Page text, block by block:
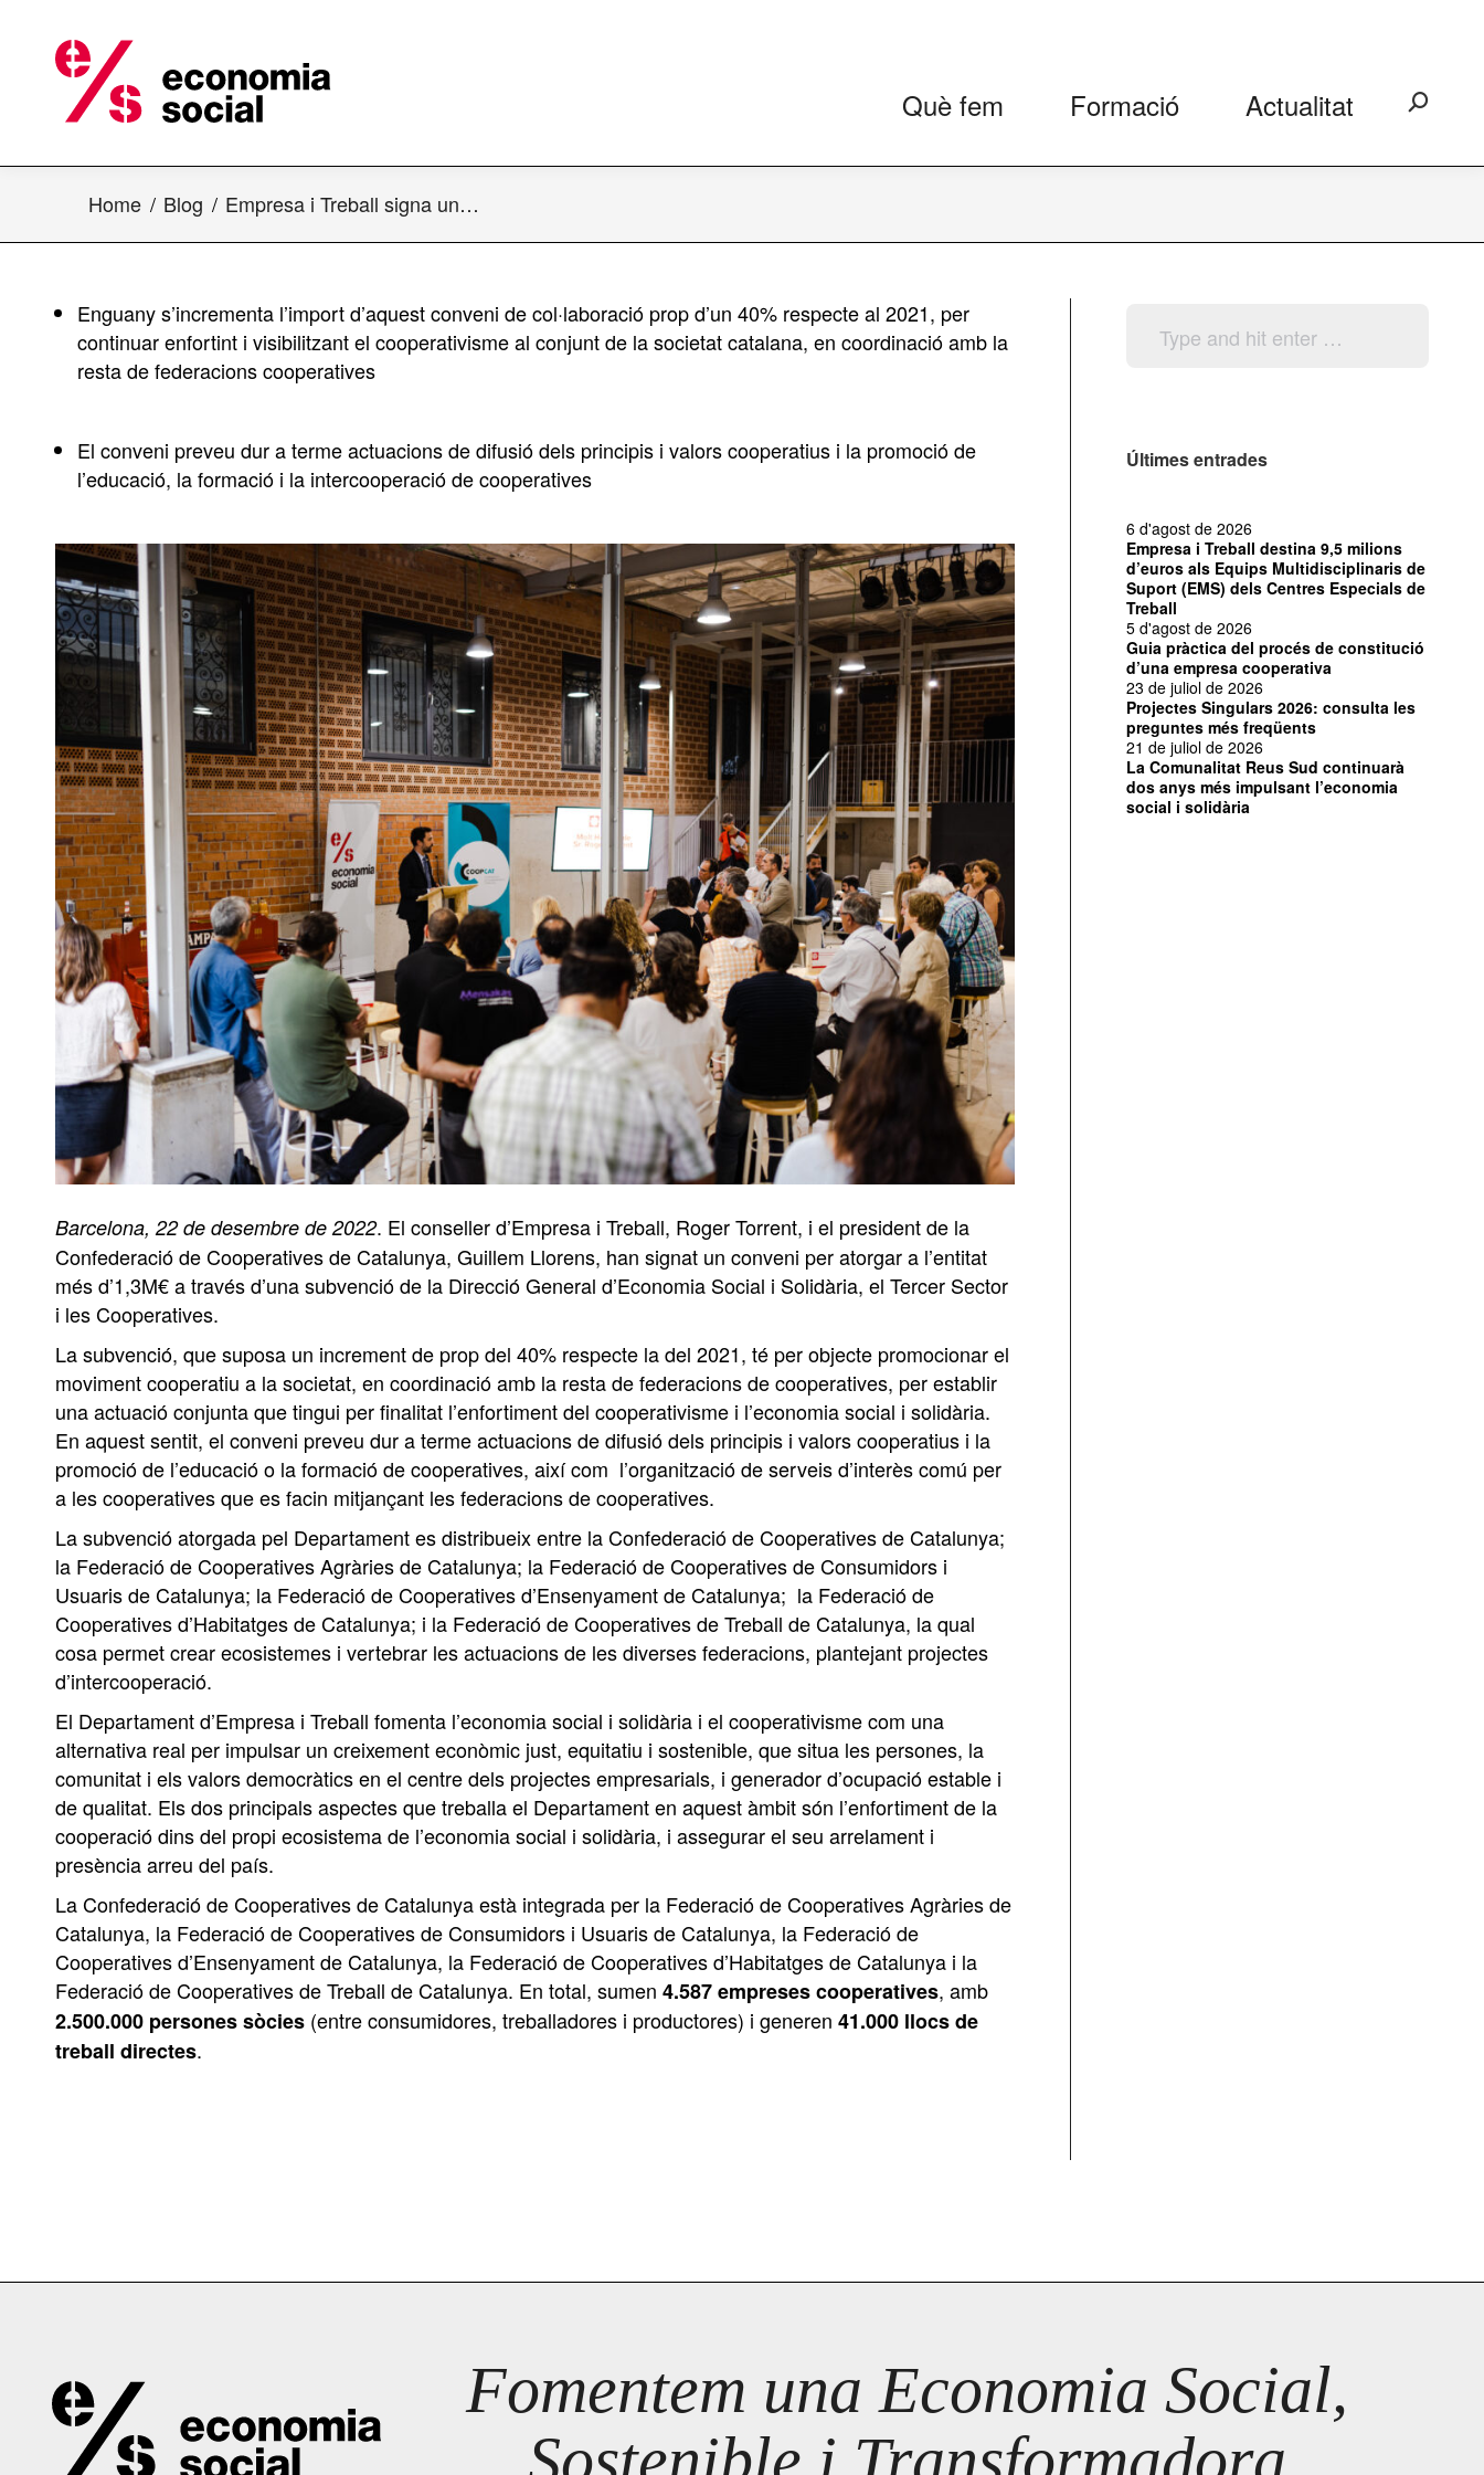
Què fem Formació Actualitat Search:
Home Blog Empresa i Treball signa un…
Enguany s’incrementa l’import d’aquest conveni de col·laboració prop d’un 40% respecte al 2021, per
continuar enfortint i visibilitzant el cooperativisme al conjunt de la societat catalana, en coordinació amb la
resta de federacions cooperatives
El conveni preveu dur a terme actuacions de difusió dels principis i valors cooperatius i la promoció de
l’educació, la formació i la intercooperació de cooperatives
Barcelona, 22 de desembre de 2022. El conseller d’Empresa i Treball, Roger Torrent, i el president de la
Confederació de Cooperatives de Catalunya, Guillem Llorens, han signat un conveni per atorgar a l’entitat
més d’1,3M€ a través d’una subvenció de la Direcció General d’Economia Social i Solidària, el Tercer Sector
i les Cooperatives.
La subvenció, que suposa un increment de prop del 40% respecte la del 2021, té per objecte promocionar el
moviment cooperatiu a la societat, en coordinació amb la resta de federacions de cooperatives, per establir
una actuació conjunta que tingui per finalitat l’enfortiment del cooperativisme i l’economia social i solidària.
En aquest sentit, el conveni preveu dur a terme actuacions de difusió dels principis i valors cooperatius i la
promoció de l’educació o la formació de cooperatives, així com l’organització de serveis d’interès comú per
a les cooperatives que es facin mitjançant les federacions de cooperatives.
La subvenció atorgada pel Departament es distribueix entre la Confederació de Cooperatives de Catalunya;
la Federació de Cooperatives Agràries de Catalunya; la Federació de Cooperatives de Consumidors i
Usuaris de Catalunya; la Federació de Cooperatives d’Ensenyament de Catalunya; la Federació de
Cooperatives d’Habitatges de Catalunya; i la Federació de Cooperatives de Treball de Catalunya, la qual
cosa permet crear ecosistemes i vertebrar les actuacions de les diverses federacions, plantejant projectes
d’intercooperació.
El Departament d’Empresa i Treball fomenta l’economia social i solidària i el cooperativisme com una
alternativa real per impulsar un creixement econòmic just, equitatiu i sostenible, que situa les persones, la
comunitat i els valors democràtics en el centre dels projectes empresarials, i generador d’ocupació estable i
de qualitat. Els dos principals aspectes que treballa el Departament en aquest àmbit són l’enfortiment de la
cooperació dins del propi ecosistema de l’economia social i solidària, i assegurar el seu arrelament i
presència arreu del país.
La Confederació de Cooperatives de Catalunya està integrada per la Federació de Cooperatives Agràries de
Catalunya, la Federació de Cooperatives de Consumidors i Usuaris de Catalunya, la Federació de
Cooperatives d’Ensenyament de Catalunya, la Federació de Cooperatives d’Habitatges de Catalunya i la
Federació de Cooperatives de Treball de Catalunya. En total, sumen 4.587 empreses cooperatives, amb
2.500.000 persones sòcies (entre consumidores, treballadores i productores) i generen 41.000 llocs de
treball directes.
Últimes entrades
Empresa i Treball destina 9,5 milions
d’euros als Equips Multidisciplinaris de
Suport (EMS) dels Centres Especials de
Treball
6 d'agost de 2026
Guia pràctica del procés de constitució
d’una empresa cooperativa
5 d'agost de 2026
Projectes Singulars 2026: consulta les
preguntes més freqüents
23 de juliol de 2026
La Comunalitat Reus Sud continuarà
dos anys més impulsant l’economia
social i solidària
21 de juliol de 2026
Fomentem una Economia Social,
Sostenible i Transformadora